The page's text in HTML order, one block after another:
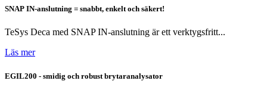
SNAP IN-anslutning = snabbt, enkelt och säkert!
TeSys Deca med SNAP IN-anslutning är ett verktygsfritt...
Läs mer
EGIL200 - smidig och robust brytaranalysator